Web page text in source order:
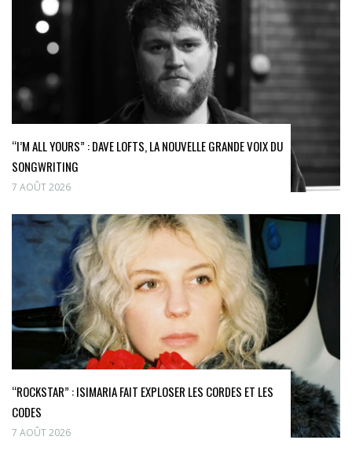
“I’M ALL YOURS” : DAVE LOFTS, LA NOUVELLE GRANDE VOIX DU
SONGWRITING
7 AOÛT 2026
“ROCKSTAR” : ISIMARIA FAIT EXPLOSER LES CORDES ET LES
CODES
7 AOÛT 2026